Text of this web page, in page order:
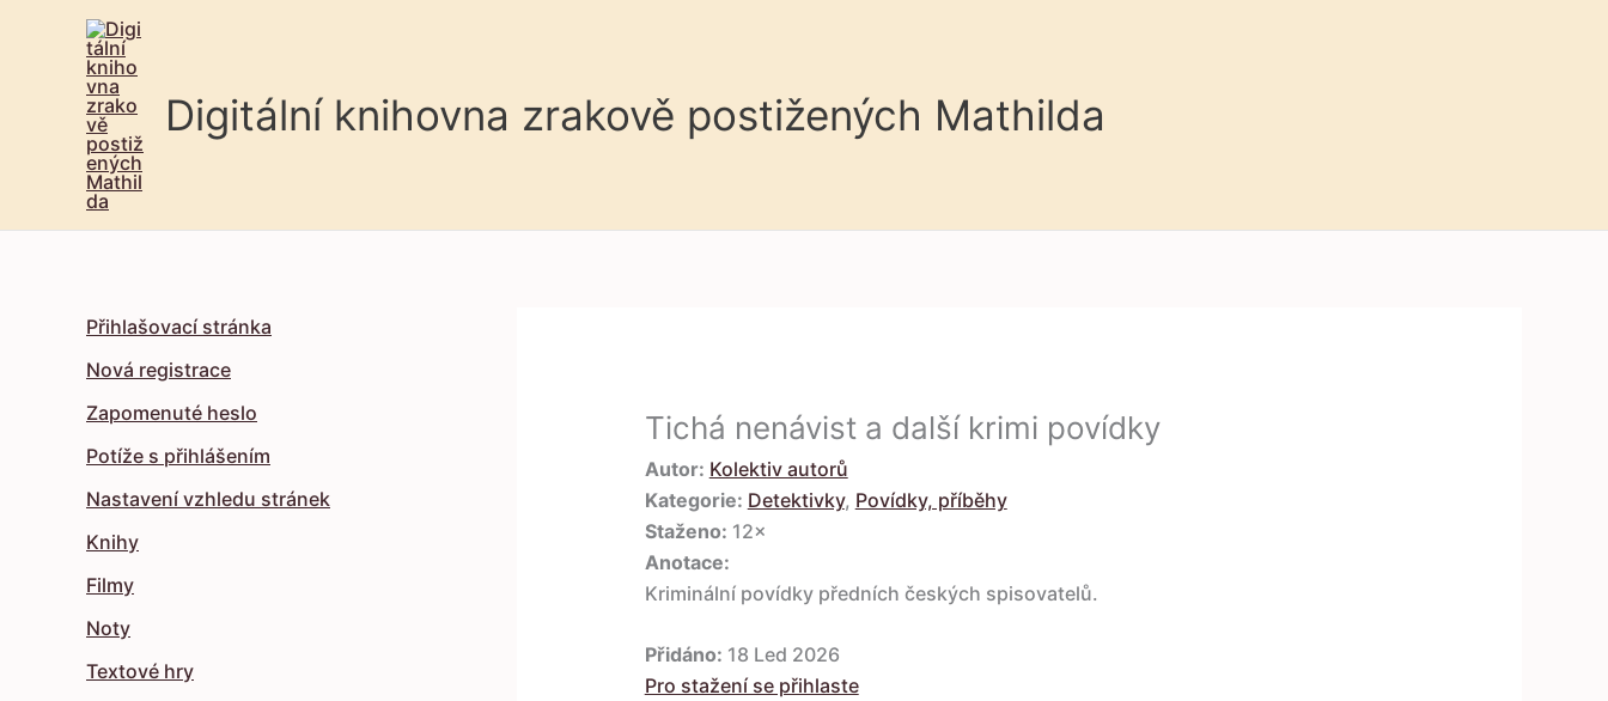
Digitální knihovna zrakově postižených Mathilda
Přihlašovací stránka
Nová registrace
Zapomenuté heslo
Potíže s přihlášením
Nastavení vzhledu stránek
Knihy
Filmy
Noty
Textové hry
Tichá nenávist a další krimi povídky
Autor: Kolektiv autorů
Kategorie: Detektivky, Povídky, příběhy
Staženo: 12×
Anotace:
Kriminální povídky předních českých spisovatelů.
Přidáno: 18 Led 2026
Pro stažení se přihlaste